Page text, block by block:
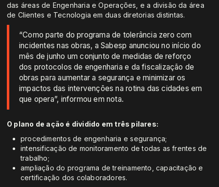
das áreas de Engenharia e Operações, e a divisão da área
de Clientes e Tecnologia em duas diretorias distintas.
“Como parte do programa de tolerância zero com
incidentes nas obras, a Sabesp anunciou no início do
mês de junho um conjunto de medidas de reforço
dos protocolos de engenharia e da fiscalização de
obras para aumentar a segurança e minimizar os
impactos das intervenções na rotina das cidades em
que opera”, informou em nota.
O plano de ação é dividido em três pilares:
procedimentos de engenharia e segurança;
intensificação de monitoramento de todas as frentes de
trabalho;
ampliação do programa de treinamento, capacitação e
certificação dos colaboradores.